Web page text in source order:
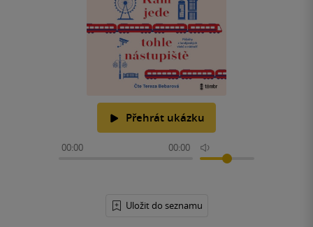
Přehrát ukázku
00:00 00:00
Uložit do seznamu